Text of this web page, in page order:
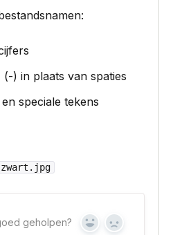
) in plaats van spaties
speciale tekens
geholpen? Yes No